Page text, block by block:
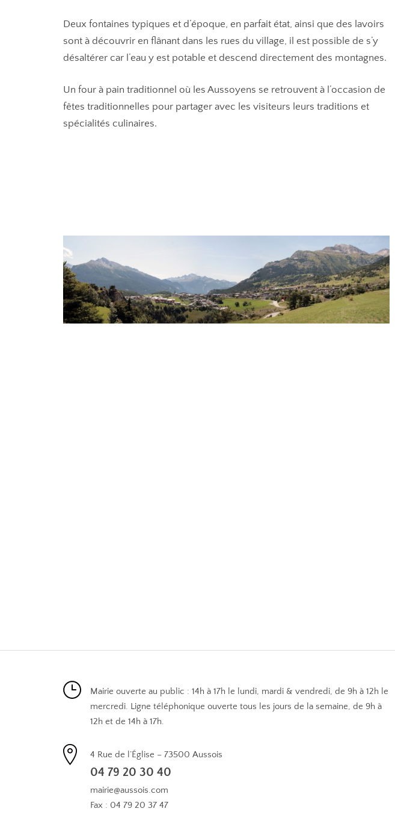
Deux fontaines typiques et d’époque, en parfait état, ainsi que des lavoirs
sont à découvrir en flânant dans les rues du village, il est possible de s’y
désaltérer car l’eau y est potable et descend directement des montagnes.
Un four à pain traditionnel où les Aussoyens se retrouvent à l’occasion de
fêtes traditionnelles pour partager avec les visiteurs leurs traditions et
spécialités culinaires.
Mairie ouverte au public : 14h à 17h le lundi, mardi & vendredi, de 9h à 12h le
mercredi. Ligne téléphonique ouverte tous les jours de la semaine, de 9h à
12h et de 14h à 17h.
4 Rue de l’Église – 73500 Aussois
04 79 20 30 40
mairie@aussois.com
Fax : 04 79 20 37 47